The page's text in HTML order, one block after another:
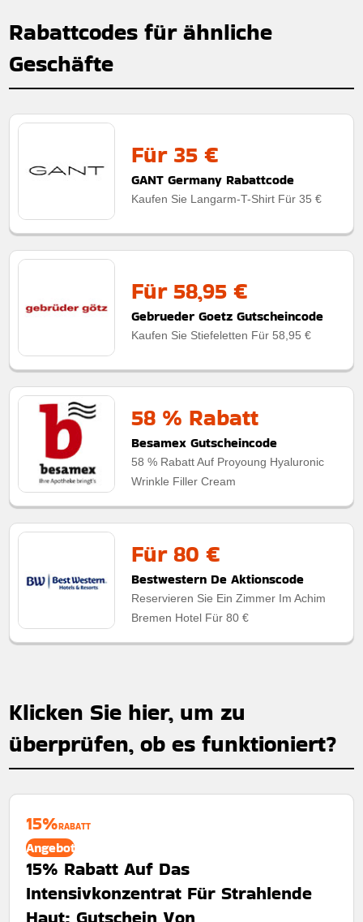
Rabattcodes für ähnliche
Geschäfte
Für 35 €
GANT Germany Rabattcode
Kaufen Sie Langarm-T-Shirt Für 35 €
Für 58,95 €
Gebrueder Goetz Gutscheincode
Kaufen Sie Stiefeletten Für 58,95 €
58 % Rabatt
Besamex Gutscheincode
58 % Rabatt Auf Proyoung Hyaluronic
Wrinkle Filler Cream
Für 80 €
Bestwestern De Aktionscode
Reservieren Sie Ein Zimmer Im Achim
Bremen Hotel Für 80 €
Klicken Sie hier, um zu
überprüfen, ob es funktioniert?
15%RABATT
Angebot
15% Rabatt Auf Das
Intensivkonzentrat Für Strahlende